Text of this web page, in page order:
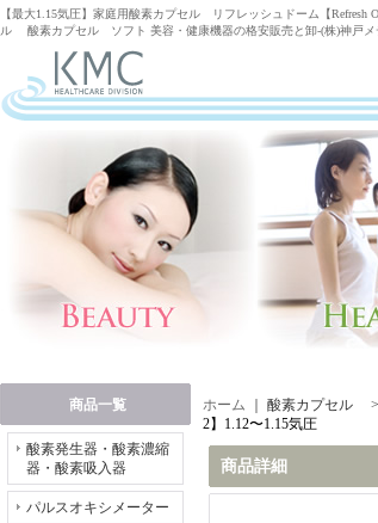
【最大1.15気圧】家庭用酸素カプセル リフレッシュドーム【Refresh
ル 酸素カプセル ソフト 美容・健康機器の格安販売と卸-(株)神戸メ
商品一覧
酸素発生器・酸素濃縮
器・酸素吸入器
パルスオキシメーター
ホーム ｜ 酸素カプセル >
2】1.12〜1.15気圧
商品詳細